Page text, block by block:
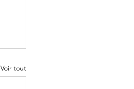
Voir tout